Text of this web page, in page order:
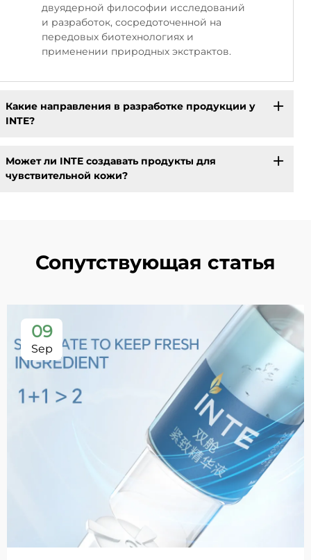
двуядерной философии исследований
и разработок, сосредоточенной на
передовых биотехнологиях и
применении природных экстрактов.
Какие направления в разработке продукции у
INTE?
Может ли INTE создавать продукты для
чувствительной кожи?
Сопутствующая статья
09
Sep